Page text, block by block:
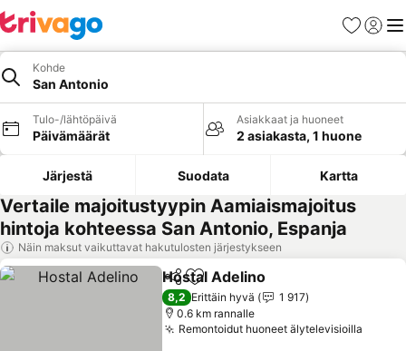
Suosikit
Kohde
San Antonio
Tulo-/lähtöpäivä
Päivämäärät
Asiakkaat ja huoneet
2 asiakasta, 1 huone
Järjestä Suodata Kartta
Vertaile majoitustyypin Aamiaismajoitus
hintoja kohteessa San Antonio, Espanja
Näin maksut vaikuttavat hakutulosten järjestykseen
Jaa Lisää suosikkeihin
Hostal Adelino
8,2 Erittäin hyvä
1 917
0.6 km rannalle
Remontoidut huoneet älytelevisioilla